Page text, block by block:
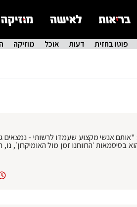
פוטו בחזית דעות אוכל מוזיקה
"אותם אנשי מקצוע שעמדו לרשותי - נמצאים
בסיסמאות ׳הרווחנו זמן מול האומיקרון׳,